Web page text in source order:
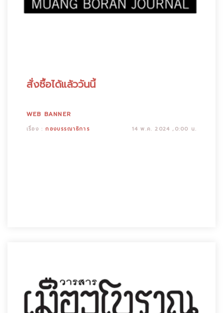
สั่งซื้อได้แล้ววันนี้
WEB BANNER
เรื่อง :กองบรรณาธิการ 14 พ.ค. 2024 ,0:00 น.